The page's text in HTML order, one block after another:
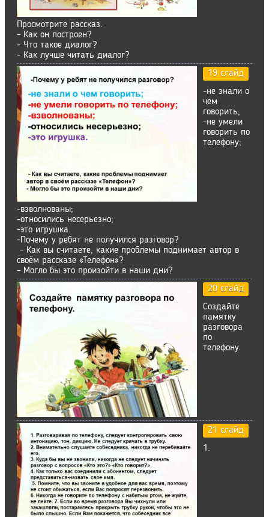
Просмотрите рассказ.
- Как он построен?
- Что такое диалог?
- Как лучше читать диалог?
19 слайд
-не знали о
чем
говорить;
-не умели
говорить по
телефону;
-взволнованы;
-относились несерьезно;
-это игрушка.
-Почему у ребят не получился разговор?
- Как вы считаете, какие проблемы поднимает автор в
своём рассказе «Телефон»?
- Могло бы это произойти в наши дни?
20 слайд
Создайте
памятку
разговора
по
телефону.
21 слайд
1.